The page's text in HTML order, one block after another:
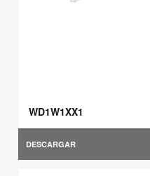
WD1W1XX1
DESCARGAR